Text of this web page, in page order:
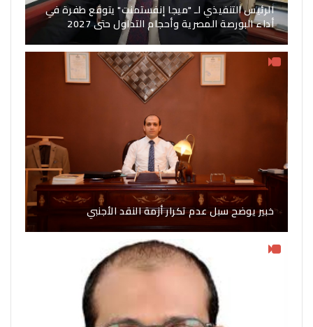
الرئيس التنفيذي لـ "ميجا إنفستمنت" يتوقع طفرة في
أداء البورصة المصرية وأحجام التداول حتى 2027
خبير يوضح سبل عدم تكرار أزمة النقد الأجنبي